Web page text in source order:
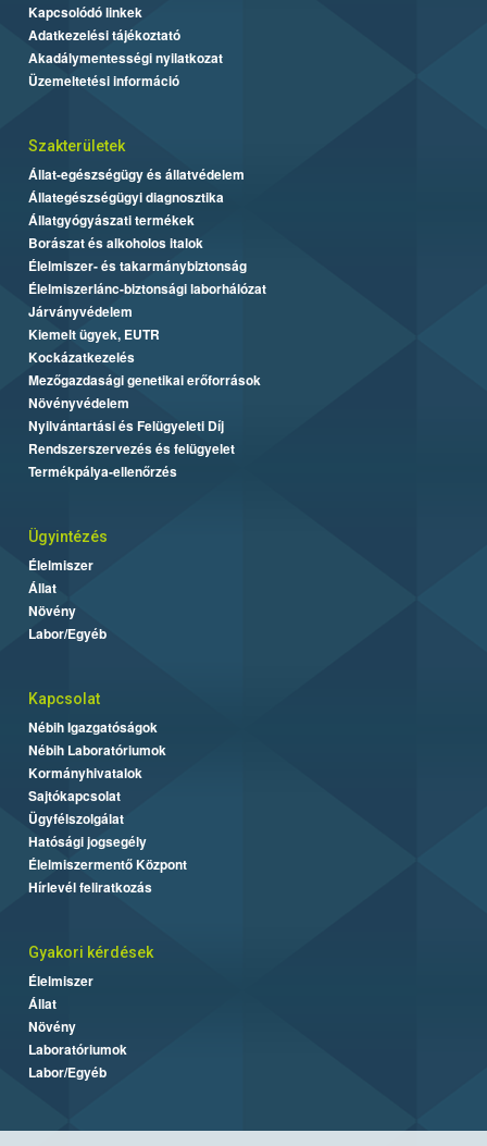
Kapcsolódó linkek
Adatkezelési tájékoztató
Akadálymentességi nyilatkozat
Üzemeltetési információ
Szakterületek
Állat-egészségügy és állatvédelem
Állategészségügyi diagnosztika
Állatgyógyászati termékek
Borászat és alkoholos italok
Élelmiszer- és takarmánybiztonság
Élelmiszerlánc-biztonsági laborhálózat
Járványvédelem
Kiemelt ügyek, EUTR
Kockázatkezelés
Mezőgazdasági genetikai erőforrások
Növényvédelem
Nyilvántartási és Felügyeleti Díj
Rendszerszervezés és felügyelet
Termékpálya-ellenőrzés
Ügyintézés
Élelmiszer
Állat
Növény
Labor/Egyéb
Kapcsolat
Nébih Igazgatóságok
Nébih Laboratóriumok
Kormányhivatalok
Sajtókapcsolat
Ügyfélszolgálat
Hatósági jogsegély
Élelmiszermentő Központ
Hírlevél feliratkozás
Gyakori kérdések
Élelmiszer
Állat
Növény
Laboratóriumok
Labor/Egyéb